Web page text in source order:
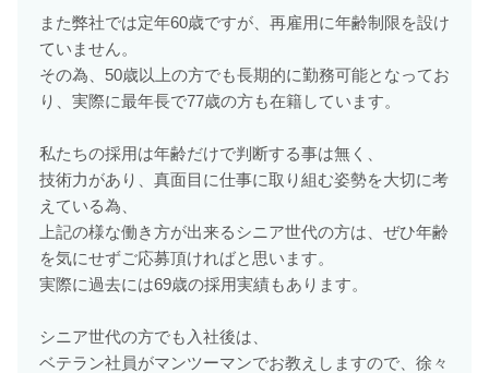
また弊社では定年60歳ですが、再雇用に年齢制限を設け
ていません。
その為、50歳以上の方でも長期的に勤務可能となってお
り、実際に最年長で77歳の方も在籍しています。
私たちの採用は年齢だけで判断する事は無く、
技術力があり、真面目に仕事に取り組む姿勢を大切に考
えている為、
上記の様な働き方が出来るシニア世代の方は、ぜひ年齢
を気にせずご応募頂ければと思います。
実際に過去には69歳の採用実績もあります。
シニア世代の方でも入社後は、
ベテラン社員がマンツーマンでお教えしますので、徐々